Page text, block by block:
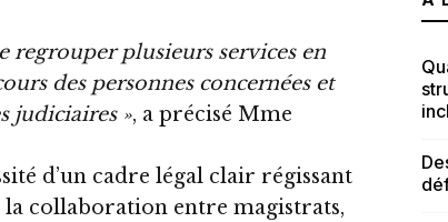
regrouper plusieurs services en
des personnes concernées et
judiciaires », a précisé Mme
d’un cadre légal clair régissant
la collaboration entre magistrats,